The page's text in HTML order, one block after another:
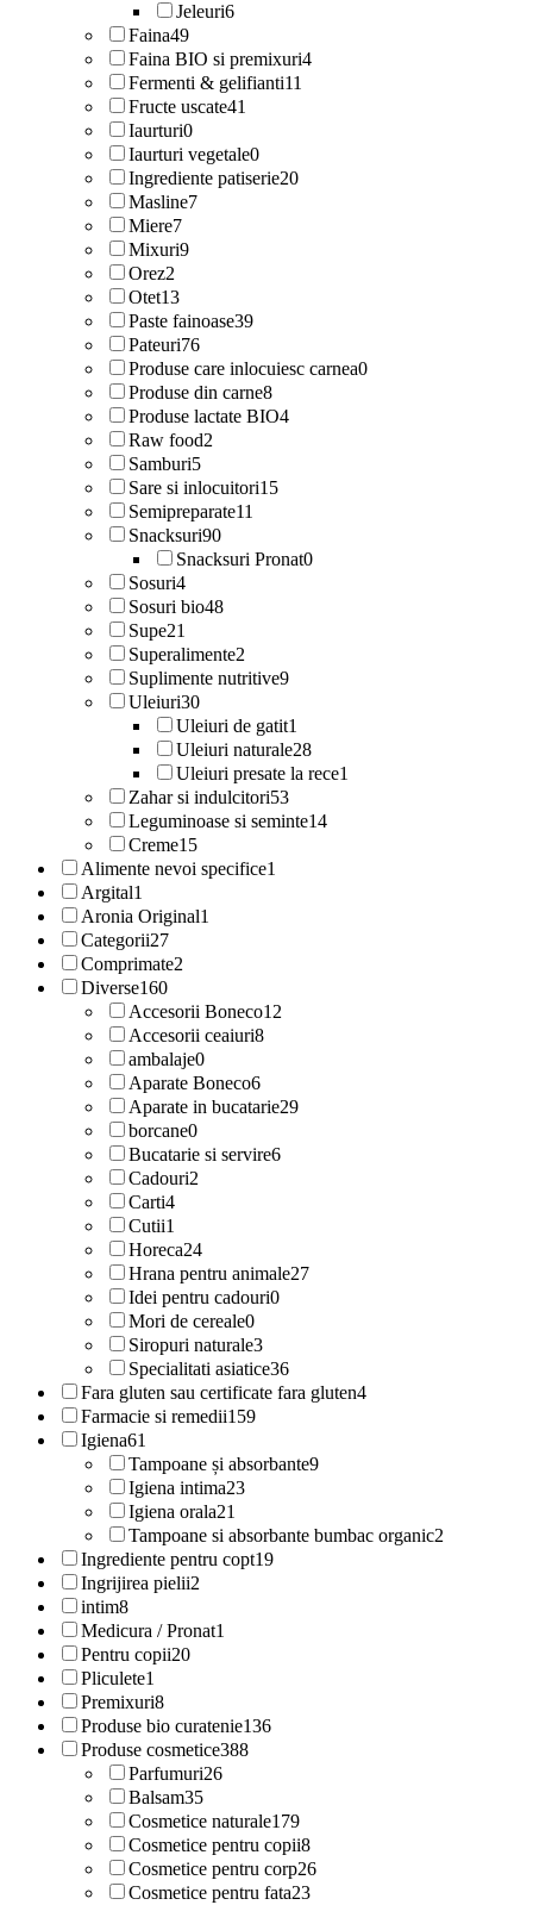
Jeleuri6
Faina49
Faina BIO si premixuri4
Fermenti & gelifianti11
Fructe uscate41
Iaurturi0
Iaurturi vegetale0
Ingrediente patiserie20
Masline7
Miere7
Mixuri9
Orez2
Otet13
Paste fainoase39
Pateuri76
Produse care inlocuiesc carnea0
Produse din carne8
Produse lactate BIO4
Raw food2
Samburi5
Sare si inlocuitori15
Semipreparate11
Snacksuri90
Snacksuri Pronat0
Sosuri4
Sosuri bio48
Supe21
Superalimente2
Suplimente nutritive9
Uleiuri30
Uleiuri de gatit1
Uleiuri naturale28
Uleiuri presate la rece1
Zahar si indulcitori53
Leguminoase si seminte14
Creme15
Alimente nevoi specifice1
Argital1
Aronia Original1
Categorii27
Comprimate2
Diverse160
Accesorii Boneco12
Accesorii ceaiuri8
ambalaje0
Aparate Boneco6
Aparate in bucatarie29
borcane0
Bucatarie si servire6
Cadouri2
Carti4
Cutii1
Horeca24
Hrana pentru animale27
Idei pentru cadouri0
Mori de cereale0
Siropuri naturale3
Specialitati asiatice36
Fara gluten sau certificate fara gluten4
Farmacie si remedii159
Igiena61
Tampoane și absorbante9
Igiena intima23
Igiena orala21
Tampoane si absorbante bumbac organic2
Ingrediente pentru copt19
Ingrijirea pielii2
intim8
Medicura / Pronat1
Pentru copii20
Pliculete1
Premixuri8
Produse bio curatenie136
Produse cosmetice388
Parfumuri26
Balsam35
Cosmetice naturale179
Cosmetice pentru copii8
Cosmetice pentru corp26
Cosmetice pentru fata23